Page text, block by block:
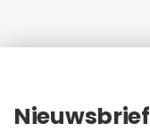
Nieuwsbrief